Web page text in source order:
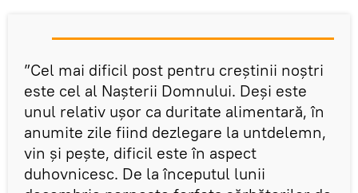
”Cel mai dificil post pentru creștinii noștri
este cel al Nașterii Domnului. Deși este
unul relativ ușor ca duritate alimentară, în
anumite zile fiind dezlegare la untdelemn,
vin și pește, dificil este în aspect
duhovnicesc. De la începutul lunii